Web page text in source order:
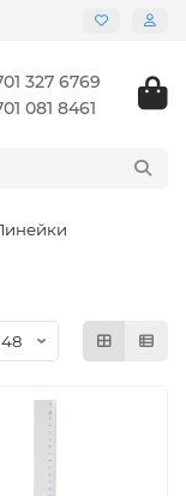
327 6769
081 8461